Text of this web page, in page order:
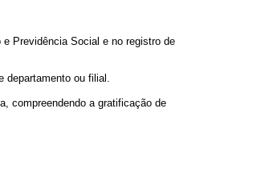
Previdência Social e no registro de
departamento ou filial.
compreendendo a gratificação de